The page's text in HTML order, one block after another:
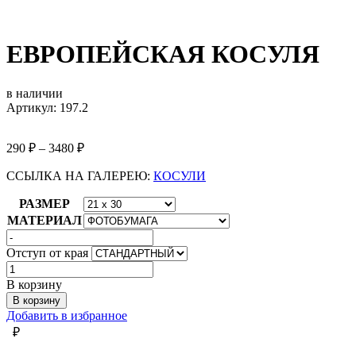
ЕВРОПЕЙСКАЯ КОСУЛЯ
в наличии
Артикул: 197.2
290 ₽ – 3480 ₽
ССЫЛКА НА ГАЛЕРЕЮ: КОСУЛИ
РАЗМЕР
МАТЕРИАЛ
Отступ от края
Количество
товара
ЕВРОПЕЙСКАЯ
КОСУЛЯ
В корзину
В корзину
Добавить в избранное
₽